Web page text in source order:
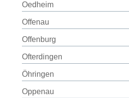
Oedheim
Offenau
Offenburg
Ofterdingen
Öhringen
Oppenau